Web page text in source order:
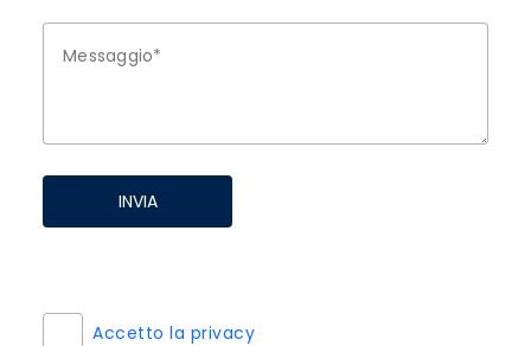
INVIA
Accetto la privacy